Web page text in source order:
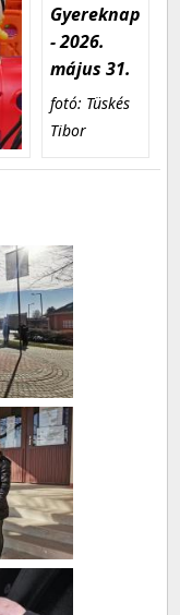
Gyereknap
- 2026.
május 31.
fotó: Tüskés
Tibor